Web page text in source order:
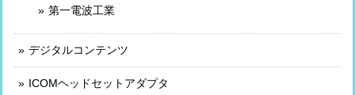
第一電波工業
デジタルコンテンツ
ICOMヘッドセットアダプタ